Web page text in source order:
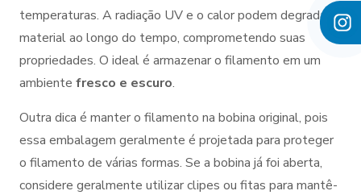
temperaturas. A radiação UV e o calor podem degradar o
material ao longo do tempo, comprometendo suas
propriedades. O ideal é armazenar o filamento em um
ambiente fresco e escuro.
Outra dica é manter o filamento na bobina original, pois
essa embalagem geralmente é projetada para proteger
o filamento de várias formas. Se a bobina já foi aberta,
considere geralmente utilizar clipes ou fitas para mantê-